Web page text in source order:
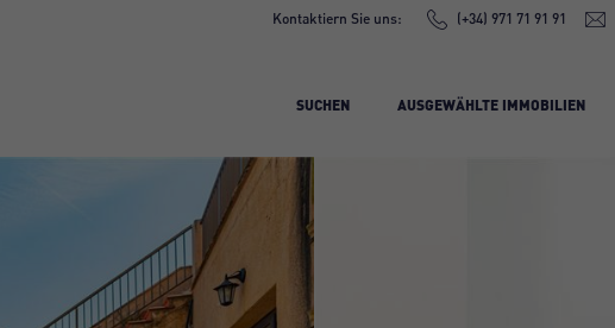
Kontaktiern Sie uns: (+34) 971 71 91 91
SUCHEN AUSGEWÄHLTE IMMOBILIEN